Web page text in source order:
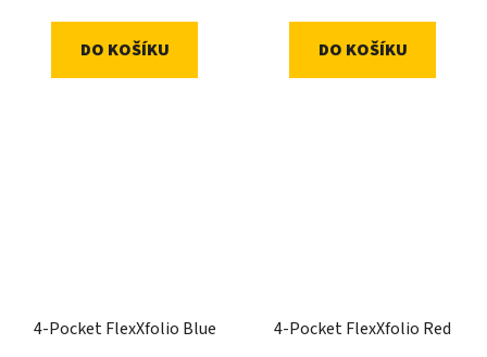
DO KOŠÍKU DO KOŠÍKU
4-Pocket FlexXfolio Blue 4-Pocket FlexXfolio Red